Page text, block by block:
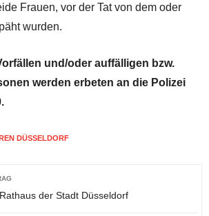
Frauen, vor der Tat von dem oder
wurden.
und/oder auffälligen bzw.
werden erbeten an die Polizei
DÜSSELDORF
der Stadt Düsseldorf